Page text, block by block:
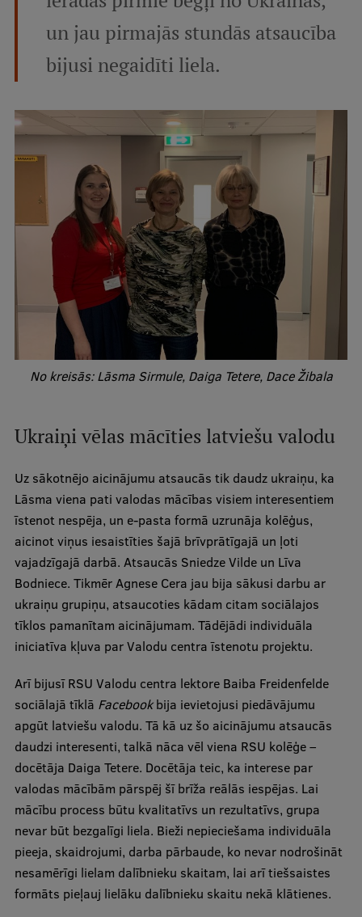
Struktūra
Vēsture un tradīcijas
Aula
Muzeji un ekspozīcijas
Ģerbonis
Projekti
Reitingi
Virtuālā tūre
Ilgtspējīga attīstība
Studiju un vides pieejamība
Suvenīri un grāmatas
Mūžizglītība
Ētikas un līdztiesības mācības
Atvērtā universitāte
Sagatavošanas kursi
ESF kvalifikācijas celšanas kursi
Pedagoģiskās izaugsmes centrs
Kvalifikācijas atbilstības pārbaude
Pētniecība
Zinātniskie institūti un laboratorijas
un jau pirmajās stundās atsaucība
bijusi negaidīti liela.
No kreisās: Lāsma Sirmule, Daiga Tetere, Dace Žibala
Ukraiņi vēlas mācīties latviešu valodu
Uz sākotnējo aicinājumu atsaucās tik daudz ukraiņu, ka
Lāsma viena pati valodas mācības visiem interesentiem
īstenot nespēja, un e-pasta formā uzrunāja kolēģus,
aicinot viņus iesaistīties šajā brīvprātīgajā un ļoti
vajadzīgajā darbā. Atsaucās Sniedze Vilde un Līva
Bodniece. Tikmēr Agnese Cera jau bija sākusi darbu ar
ukraiņu grupiņu, atsaucoties kādam citam sociālajos
tīklos pamanītam aicinājumam. Tādējādi individuāla
iniciatīva kļuva par Valodu centra īstenotu projektu.
Arī bijusī RSU Valodu centra lektore Baiba Freidenfelde
sociālajā tīklā Facebookbija ievietojusi piedāvājumu
apgūt latviešu valodu. Tā kā uz šo aicinājumu atsaucās
daudzi interesenti, talkā nāca vēl viena RSU kolēģe –
docētāja Daiga Tetere. Docētāja teic, ka interese par
valodas mācībām pārspēj šī brīža reālās iespējas. Lai
mācību process būtu kvalitatīvs un rezultatīvs, grupa
nevar būt bezgalīgi liela. Bieži nepieciešama individuāla
pieeja, skaidrojumi, darba pārbaude, ko nevar nodrošināt
nesamērīgi lielam dalībnieku skaitam, lai arī tiešsaistes
formāts pieļauj lielāku dalībnieku skaitu nekā klātienes.